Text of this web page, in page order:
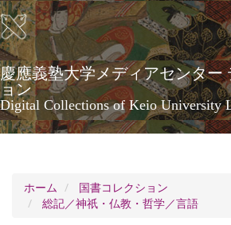
メ
イ
ン
コ
ン
テ
ン
ツ
に
慶應義塾大学メディアセンター
ョン
Digital Collections of Keio University
ホーム
国書コレクション
総記／神祇・仏教・哲学／言語